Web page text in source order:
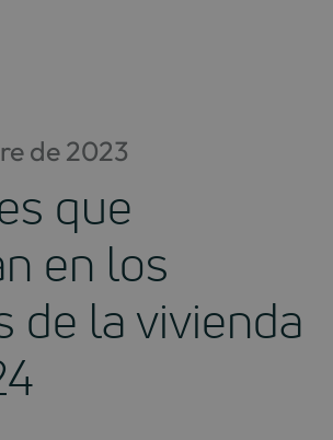
de 2023
que
en los
de la vivienda